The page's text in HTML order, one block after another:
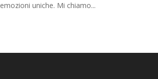
emozioni uniche. Mi chiamo...